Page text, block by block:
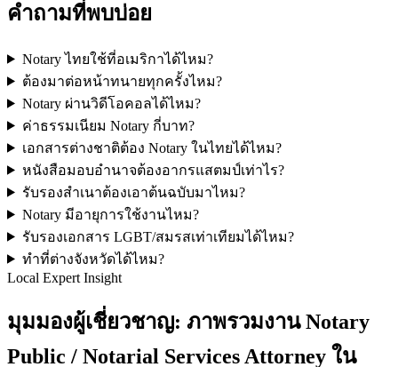
คำถามที่พบบ่อย
Notary ไทยใช้ที่อเมริกาได้ไหม?
ต้องมาต่อหน้าทนายทุกครั้งไหม?
Notary ผ่านวิดีโอคอลได้ไหม?
ค่าธรรมเนียม Notary กี่บาท?
เอกสารต่างชาติต้อง Notary ในไทยได้ไหม?
หนังสือมอบอำนาจต้องอากรแสตมป์เท่าไร?
รับรองสำเนาต้องเอาต้นฉบับมาไหม?
Notary มีอายุการใช้งานไหม?
รับรองเอกสาร LGBT/สมรสเท่าเทียมได้ไหม?
ทำที่ต่างจังหวัดได้ไหม?
Local Expert Insight
มุมมองผู้เชี่ยวชาญ: ภาพรวมงาน Notary
Public / Notarial Services Attorney ใน